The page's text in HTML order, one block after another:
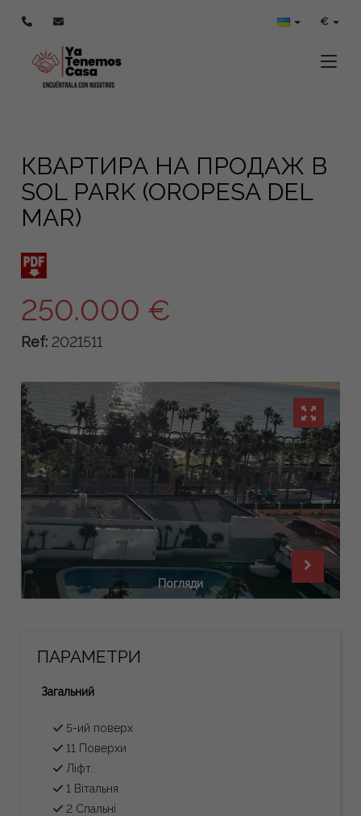
€
КВАРТИРА НА ПРОДАЖ В
SOL PARK (OROPESA DEL
MAR)
250.000 €
Ref: 2021511
Погляди
ПАРАМЕТРИ
Загальний
5-ий поверх
11 Поверхи
Ліфт.
1 Вітальня
2 Спальні